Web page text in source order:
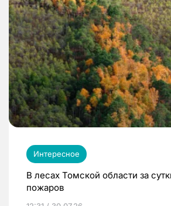
Интересное
В лесах Томской области за
пожаров